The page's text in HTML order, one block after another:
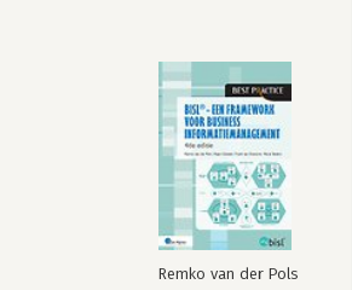
Remko van der Pols